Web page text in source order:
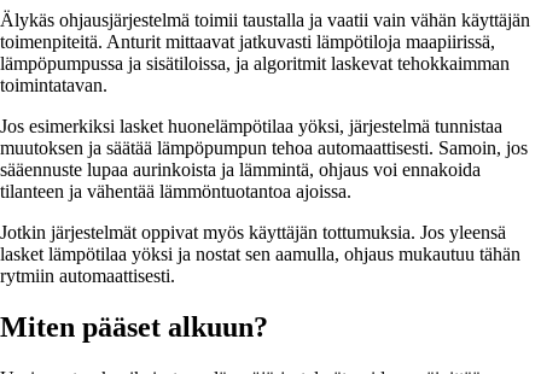
Älykäs ohjausjärjestelmä toimii taustalla ja vaatii vain vähän käyttäjän
toimenpiteitä. Anturit mittaavat jatkuvasti lämpötiloja maapiirissä,
lämpöpumpussa ja sisätiloissa, ja algoritmit laskevat tehokkaimman
toimintatavan.
Jos esimerkiksi lasket huonelämpötilaa yöksi, järjestelmä tunnistaa
muutoksen ja säätää lämpöpumpun tehoa automaattisesti. Samoin, jos
sääennuste lupaa aurinkoista ja lämmintä, ohjaus voi ennakoida
tilanteen ja vähentää lämmöntuotantoa ajoissa.
Jotkin järjestelmät oppivat myös käyttäjän tottumuksia. Jos yleensä
lasket lämpötilaa yöksi ja nostat sen aamulla, ohjaus mukautuu tähän
rytmiin automaattisesti.
Miten pääset alkuun?